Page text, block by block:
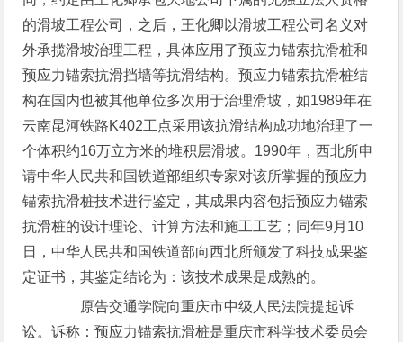
的滑坡工程公司，之后，王化卿以滑坡工程公司名义对
外承揽滑坡治理工程，具体应用了预应力锚索抗滑桩和
预应力锚索抗滑挡墙等抗滑结构。预应力锚索抗滑桩结
构在国内也被其他单位多次用于治理滑坡，如1989年在
云南昆河铁路K402工点采用该抗滑结构成功地治理了一
个体积约16万立方米的堆积层滑坡。1990年，西北所申
请中华人民共和国铁道部组织专家对该所掌握的预应力
锚索抗滑桩技术进行鉴定，其成果内容包括预应力锚索
抗滑桩的设计理论、计算方法和施工工艺；同年9月10
日，中华人民共和国铁道部向西北所颁发了科技成果鉴
定证书，其鉴定结论为：该技术成果是成熟的。
原告交通学院向重庆市中级人民法院提起诉
讼。诉称：预应力锚索抗滑桩是重庆市科学技术委员会